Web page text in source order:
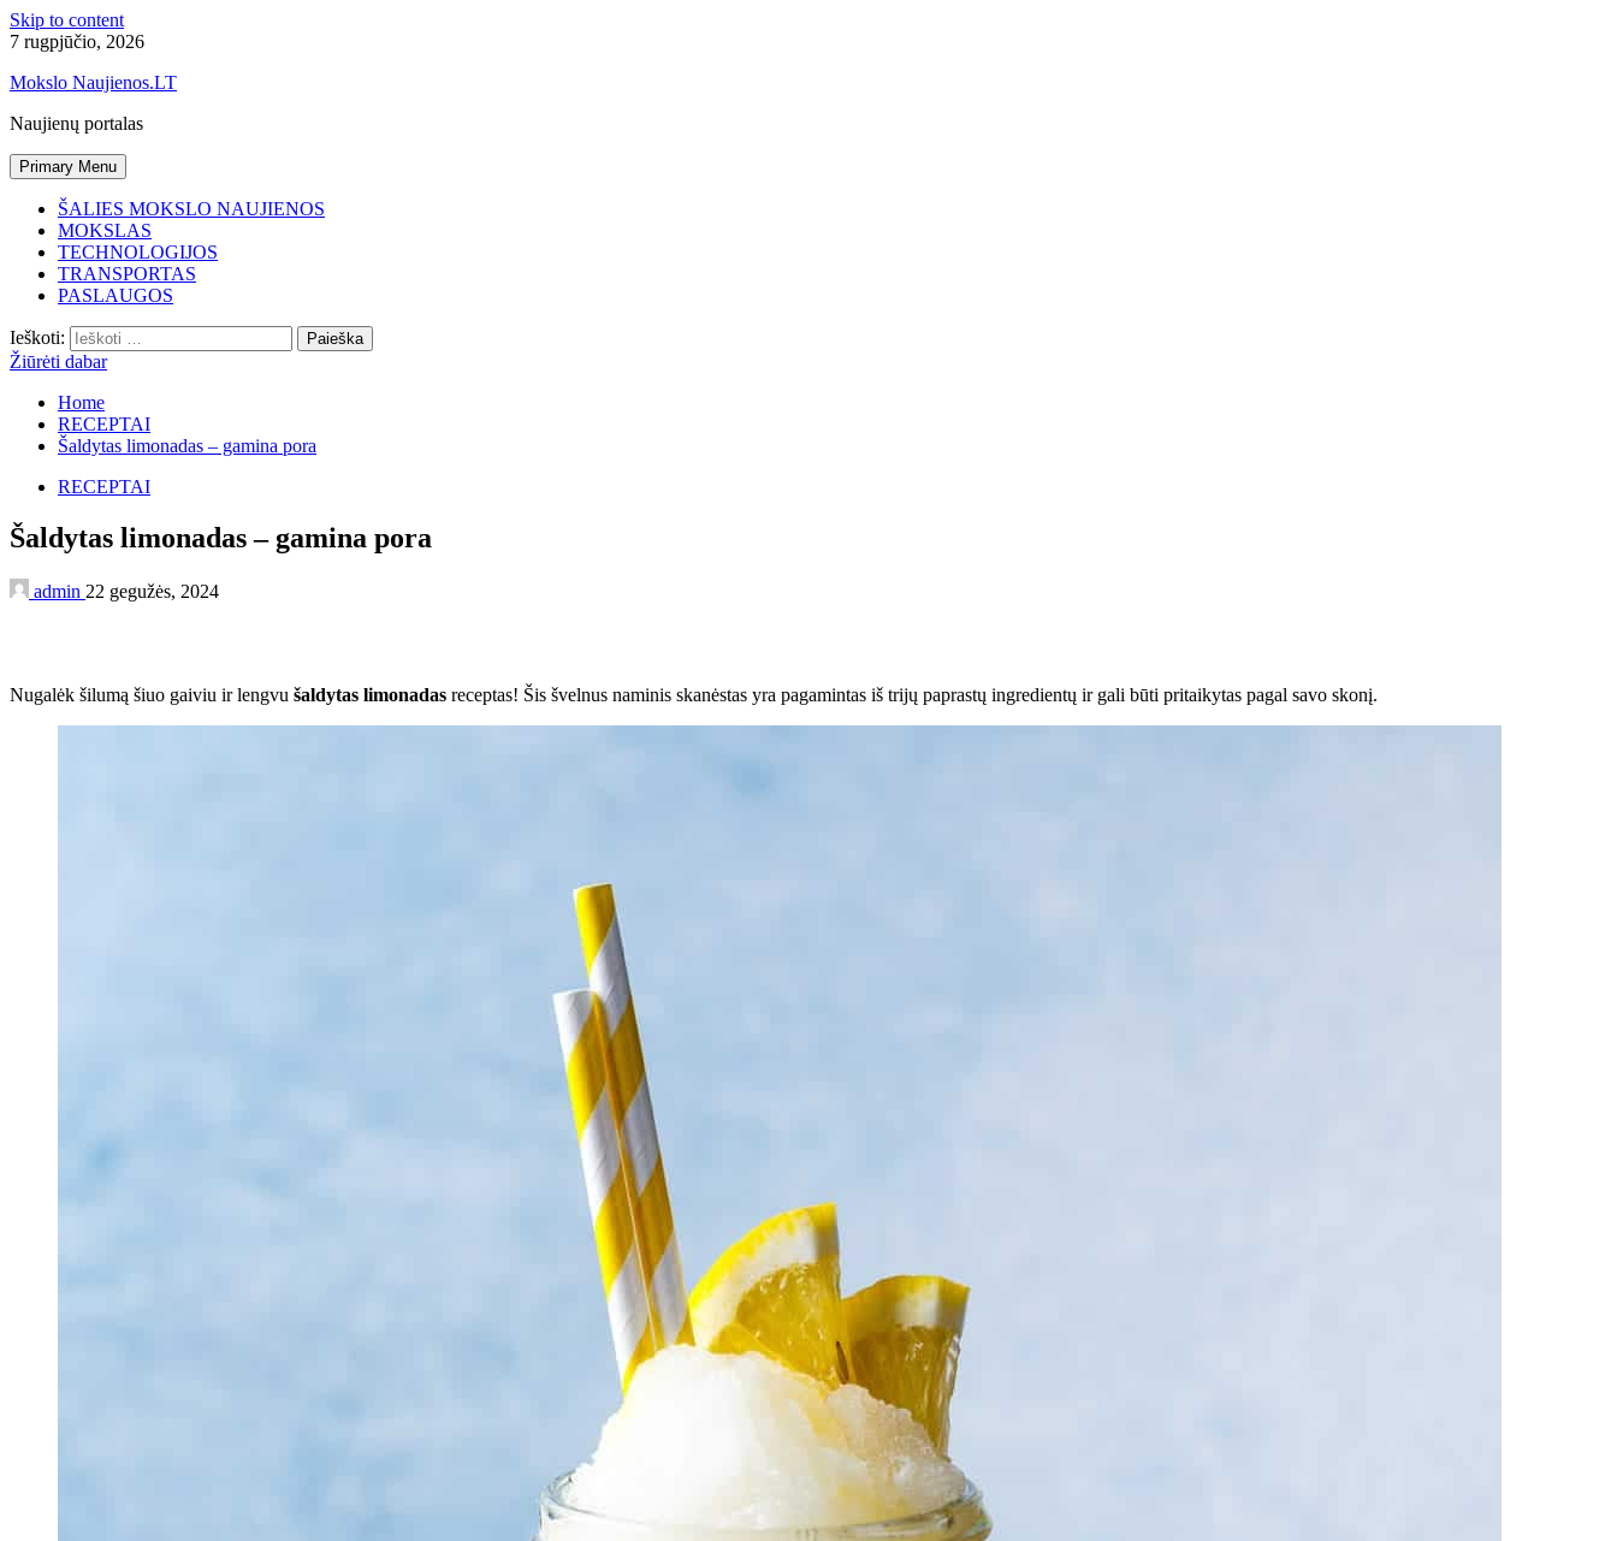
Skip to content
7 rugpjūčio, 2026
Mokslo Naujienos.LT
Naujienų portalas
Primary Menu
ŠALIES MOKSLO NAUJIENOS
MOKSLAS
TECHNOLOGIJOS
TRANSPORTAS
PASLAUGOS
Ieškoti:
Žiūrėti dabar
Home
RECEPTAI
Šaldytas limonadas – gamina pora
RECEPTAI
Šaldytas limonadas – gamina pora
admin 22 gegužės, 2024
Nugalėk šilumą šiuo gaiviu ir lengvu šaldytas limonadas receptas! Šis švelnus naminis skanėstas yra pagamintas iš trijų paprastų ingredientų ir gali būti pritaikytas pagal savo skonį.